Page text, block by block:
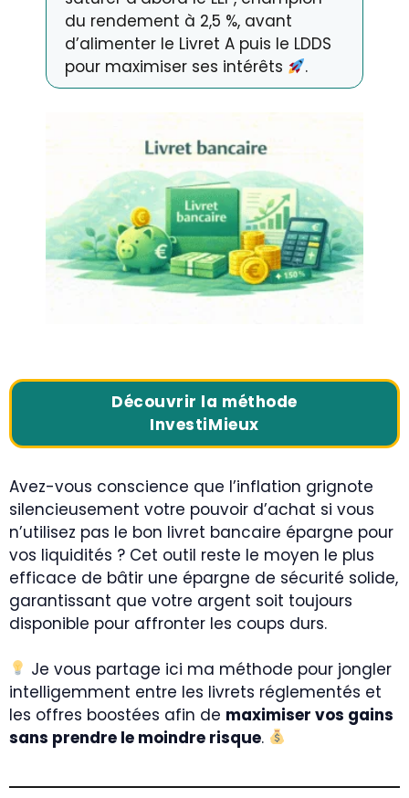
du rendement à 2,5 %, avant
d’alimenter le Livret A puis le LDDS
pour maximiser ses intérêts
.
Découvrir la méthode
InvestiMieux
Avez-vous conscience que l’inflation grignote
silencieusement votre pouvoir d’achat si vous
n’utilisez pas le bon livret bancaire épargne pour
vos liquidités ? Cet outil reste le moyen le plus
efficace de bâtir une épargne de sécurité solide,
garantissant que votre argent soit toujours
disponible pour affronter les coups durs.
Je vous partage ici ma méthode pour jongler
intelligemment entre les livrets réglementés et
les offres boostées afin de maximiser vos gains
sans prendre le moindre risque.